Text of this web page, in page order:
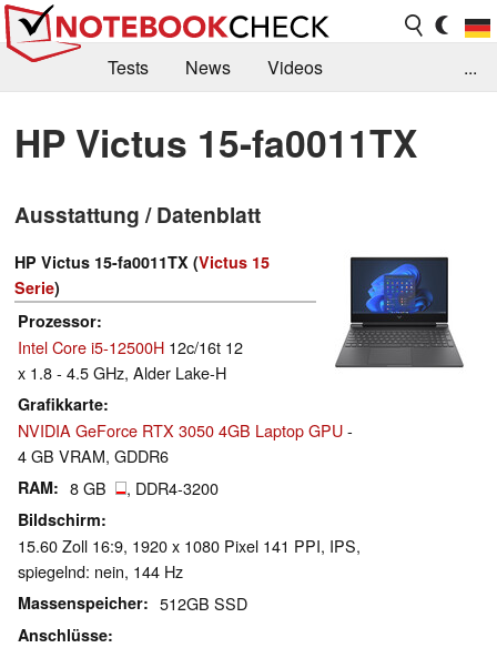
Tests News
Videos
Kaufberatung
Deals Suche
Jobs
Forum
...
HP Victus 15-fa0011TX
Ausstattung / Datenblatt
HP Victus 15-fa0011TX (Victus 15
Serie)
Prozessor
Intel Core i5-12500H 12c/16t 12
x 1.8 - 4.5 GHz, Alder Lake-H
Grafikkarte
NVIDIA GeForce RTX 3050 4GB Laptop GPU-
4 GB VRAM, GDDR6
RAM 8 GB , DDR4-3200
Bildschirm
15.60 Zoll 16:9, 1920 x 1080 Pixel 141 PPI, IPS,
spiegelnd: nein, 144 Hz
Massenspeicher 512GB SSD
Anschlüsse